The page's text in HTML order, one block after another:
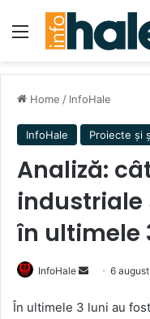
Menu
Home / InfoHale
InfoHale Proiecte și
Analiză:
industriale
în ultimele
InfoHale
Send
email
6
În ultimele 3 luni au